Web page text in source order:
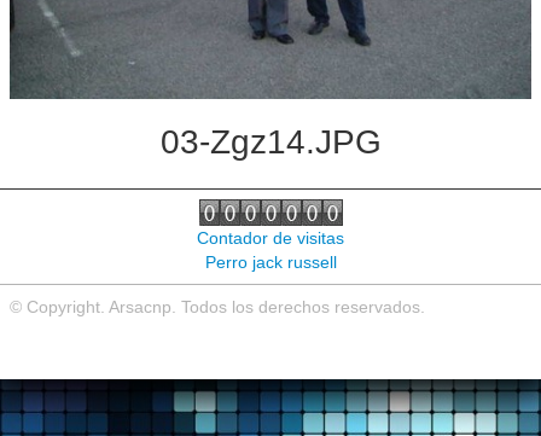
03-Zgz14.JPG
Contador de visitas
Perro jack russell
© Copyright. Arsacnp. Todos los derechos reservados.